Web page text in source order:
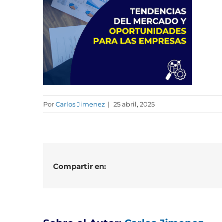
PorCarlos Jimenez | 25 abril, 2025
Compartir en: